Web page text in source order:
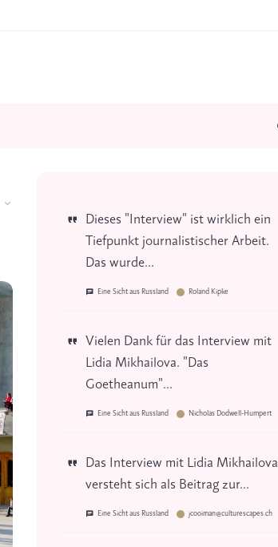
Dieses "Interview" ist wirklich ein
Tiefpunkt journalistischer Arbeit.
Das wurde...
Eine Sicht aus Russland Roland Kipke
Vielen Dank für das Interview mit
Lidia Mikhailova. "Das
Goetheanum"...
Eine Sicht aus Russland Nicholas Dodwell-Humpert
Das Interview mit Lidia Mikhailova
versteht sich als Beitrag zur...
Eine Sicht aus Russland jcooiman@culturescapes.ch